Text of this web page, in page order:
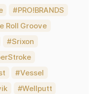
PRO!BRANDS
Roll Groove
Srixon
Vessel
Wellputt